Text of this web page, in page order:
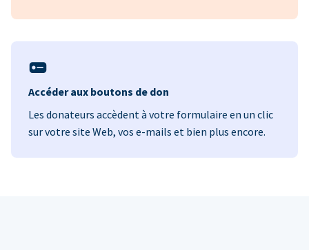
Accéder aux boutons de don
Les donateurs accèdent à votre formulaire en un clic
sur votre site Web, vos e-mails et bien plus encore.